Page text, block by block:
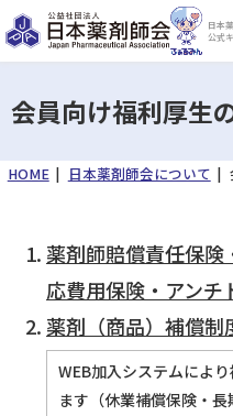
日本
公式
国民
薬剤
会員
薬剤
会員向け福利厚生
HOME 日本薬剤師会について
薬剤師賠償責任保
応費用保険・アン
薬剤（商品）補償制
WEB加入システムによ
ます（休業補償保険・長